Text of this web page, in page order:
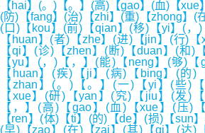
【hai】(。)【。】(高)【gao】(血)【xue
(防)【fang】(治)【zhi】(重)【zhong】(
(口)【kou】(前)【qian】(移)【yi】(，
【huan】(者)【zhe】(进)【jin】(行)
【qi】(诊)【zhen】(断)【duan】(和)
【yu】(，)【，】(能)【neng】(够)
【huan】(疾)【ji】(病)【bing】(的)
【zhan】(。)【。】(一)【yi】(些)
【xue】(研)【yan】(究)【jiu】(发)
【，】(高)【gao】(血)【xue】(压)
【ren】(体)【ti】(的)【de】(损)【sun
(早)【zao】(在)【zai】(其)【qi】(达)